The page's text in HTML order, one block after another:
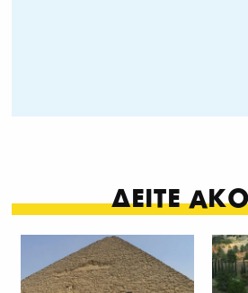
ΔΕΙΤΕ